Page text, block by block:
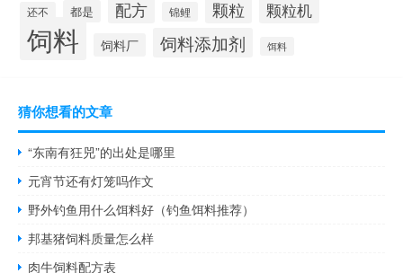
还不 都是 配方 锦鲤 颗粒 颗粒机
饲料 饲料厂 饲料添加剂 饵料
猜你想看的文章
“东南有狂兕”的出处是哪里
元宵节还有灯笼吗作文
野外钓鱼用什么饵料好（钓鱼饵料推荐）
邦基猪饲料质量怎么样
肉牛饲料配方表